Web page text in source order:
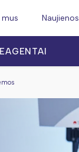
Naujienos